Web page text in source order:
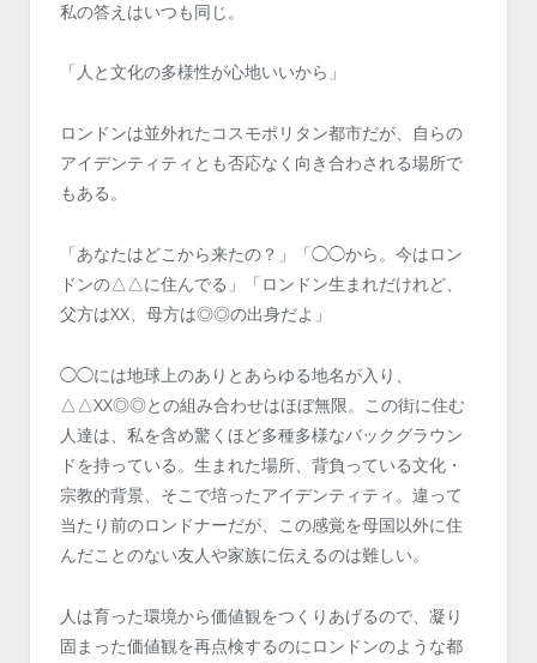
私の答えはいつも同じ。
「人と文化の多様性が心地いいから」
ロンドンは並外れたコスモポリタン都市だが、自らの
アイデンティティとも否応なく向き合わされる場所で
もある。
「あなたはどこから来たの？」「◯◯から。今はロン
ドンの△△に住んでる」「ロンドン生まれだけれど、
父方はXX、母方は◎◎の出身だよ」
◯◯には地球上のありとあらゆる地名が入り、
△△XX◎◎との組み合わせはほぼ無限。この街に住む
人達は、私を含め驚くほど多種多様なバックグラウン
ドを持っている。生まれた場所、背負っている文化・
宗教的背景、そこで培ったアイデンティティ。違って
当たり前のロンドナーだが、この感覚を母国以外に住
んだことのない友人や家族に伝えるのは難しい。
人は育った環境から価値観をつくりあげるので、凝り
固まった価値観を再点検するのにロンドンのような都